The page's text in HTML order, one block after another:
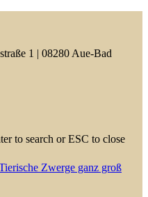
1 | 08280 Aue-Bad
to search or ESC to close